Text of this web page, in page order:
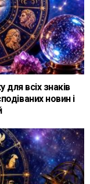
всіх знаків
новин і